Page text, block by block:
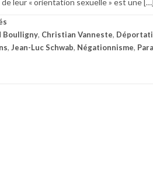
de leur « orientation sexuelle » est une […]
Boulligny, Christian Vanneste,
, Jean-Luc Schwab, Négationnisme,